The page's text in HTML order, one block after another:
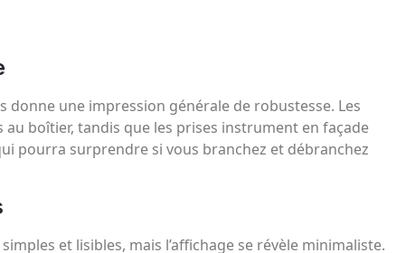
donne une impression générale de robustesse. Les
boîtier, tandis que les prises instrument en façade
pourra surprendre si vous branchez et débranchez
et lisibles, mais l’affichage se révèle minimaliste.